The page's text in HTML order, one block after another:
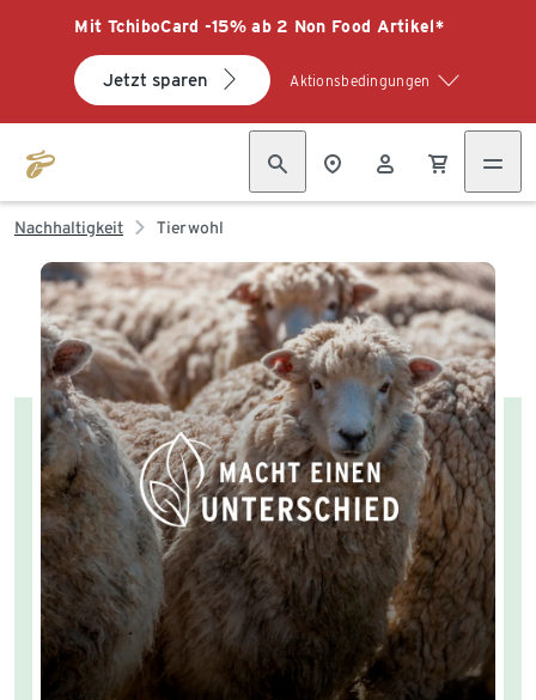
Mit TchiboCard -15% ab 2 Non Food Artikel*
Jetzt sparen Aktionsbedingungen
Nachhaltigkeit Tierwohl